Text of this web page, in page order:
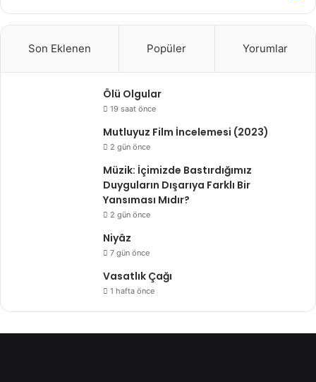
Son Eklenen Popüler Yorumlar
Ölü Olgular
19 saat önce
Mutluyuz Film İncelemesi (2023)
2 gün önce
Müzik: İçimizde Bastırdığımız
Duyguların Dışarıya Farklı Bir
Yansıması Mıdır?
2 gün önce
Niyâz
7 gün önce
Vasatlık Çağı
1 hafta önce